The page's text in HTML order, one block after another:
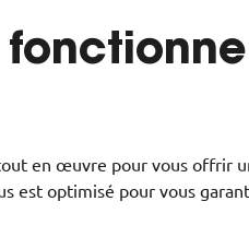
en œuvre pour vous offrir
est optimisé pour vous